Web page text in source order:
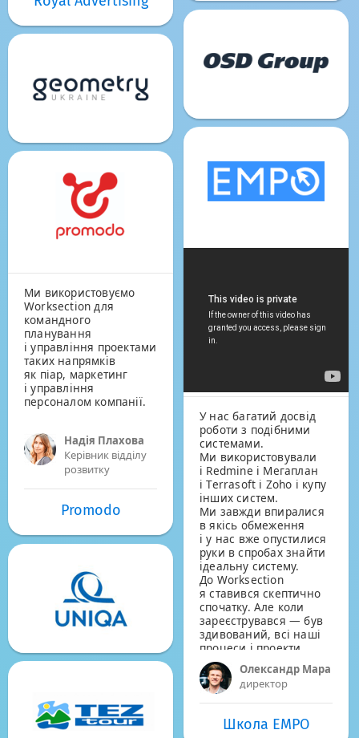
У нас багатий досвід
роботи з подібними
системами.
Ми використовували
і Redmine і Мегаплан
і Terrasoft і Zoho і купу
інших систем.
Ми завжди впиралися
в якісь обмеження
і у нас вже опустилися
руки в спробах знайти
ідеальну систему.
До Worksection
я ставився скептично
спочатку. Але коли
зареєструвався — був
здивований, всі наші
процеси і проекти
відмінно лягли
в систему.
А розробники
системи — таке
відчуття що сидять
у нас прямо в офісі.
Олександр Мара
директор
Школа EMPO
Ми використовуємо
Worksection для
командного
планування
і управління проектами
таких напрямків
як піар, маркетинг
і управління
персоналом компанії.
Надія Плахова
Керівник відділу
розвитку
Promodo